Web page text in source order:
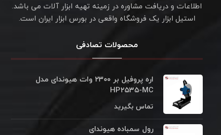
اطلاعات و دریافت مشاوره در زمینه تهیه ابزار آلات می باشد.
استیل ابزار یک فروشگاه واقعی در بورس ابزار ایران است.
محصولات تصادفی
اره پروفیل بر ۲۳۰۰ وات هیوندای مدل
HP۲۵۳۵-MC
تماس بگیرید
رول سمباده هیوندای